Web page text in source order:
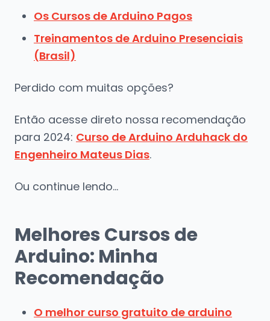
Os Cursos de Arduino Pagos
Treinamentos de Arduino Presenciais
(Brasil)
Perdido com muitas opções?
Então acesse direto nossa recomendação
para 2024: Curso de Arduino Arduhack do
Engenheiro Mateus Dias.
Ou continue lendo…
Melhores Cursos de
Arduino: Minha
Recomendação
O melhor curso gratuito de arduino